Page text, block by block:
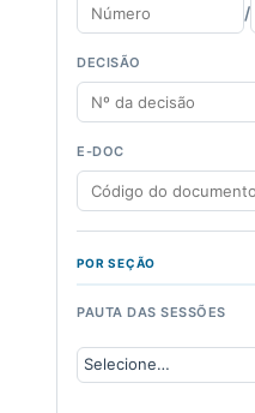
/
DECISÃO
E-DOC
POR SEÇÃO
PAUTA DAS SESSÕES